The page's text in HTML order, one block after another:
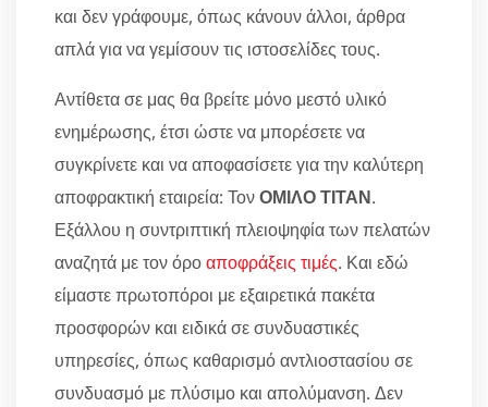
και δεν γράφουμε, όπως κάνουν άλλοι, άρθρα
απλά για να γεμίσουν τις ιστοσελίδες τους.
Αντίθετα σε μας θα βρείτε μόνο μεστό υλικό
ενημέρωσης, έτσι ώστε να μπορέσετε να
συγκρίνετε και να αποφασίσετε για την καλύτερη
αποφρακτική εταιρεία: ΤονΟΜΙΛΟ ΤΙΤΑΝ.
Εξάλλου η συντριπτική πλειοψηφία των πελατών
αναζητά με τον όροαποφράξεις τιμές. Και εδώ
είμαστε πρωτοπόροι με εξαιρετικά πακέτα
προσφορών και ειδικά σε συνδυαστικές
υπηρεσίες, όπως καθαρισμό αντλιοστασίου σε
συνδυασμό με πλύσιμο και απολύμανση. Δεν